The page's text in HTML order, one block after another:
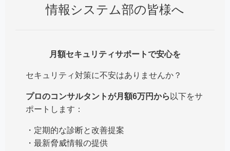
情報システム部の皆様へ
月額セキュリティサポートで安心を
セキュリティ対策に不安はありませんか？
プロのコンサルタントが月額6万円から 以下をサ
ポートします：
・定期的な診断と改善提案
・最新脅威情報の提供